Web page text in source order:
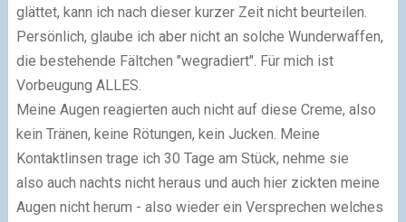
glättet, kann ich nach dieser kurzer Zeit nicht beurteilen.
Persönlich, glaube ich aber nicht an solche Wunderwaffen,
die bestehende Fältchen "wegradiert". Für mich ist
Vorbeugung ALLES.
Meine Augen reagierten auch nicht auf diese Creme, also
kein Tränen, keine Rötungen, kein Jucken. Meine
Kontaktlinsen trage ich 30 Tage am Stück, nehme sie
also auch nachts nicht heraus und auch hier zickten meine
Augen nicht herum - also wieder ein Versprechen welches